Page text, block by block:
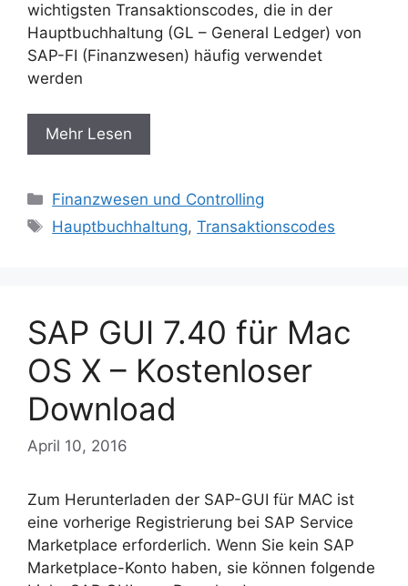
wichtigsten Transaktionscodes, die in der
Hauptbuchhaltung (GL – General Ledger) von
SAP-FI (Finanzwesen) häufig verwendet
werden
Mehr Lesen
Categories
Finanzwesen und Controlling
Tags
Hauptbuchhaltung,Transaktionscodes
SAP GUI 7.40 für Mac
OS X – Kostenloser
Download
April 10, 2016
Zum Herunterladen der SAP-GUI für MAC ist
eine vorherige Registrierung bei SAP Service
Marketplace erforderlich. Wenn Sie kein SAP
Marketplace-Konto haben, sie können folgende